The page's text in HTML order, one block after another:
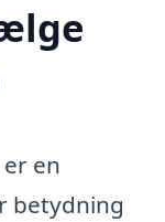
en
betydning